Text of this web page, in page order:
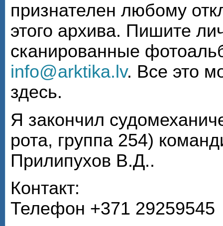
признателен любому
этого архива. Пишите
сканированные
info@arktika.lv. Все это
здесь.
Я закончил
рота, группа 254)
Прилипухов В.Д..
Контакт:
Телефон +371 29259545